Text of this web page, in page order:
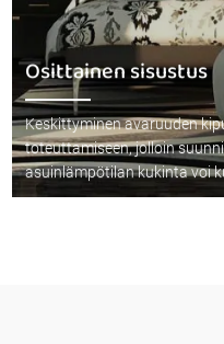
Osittainen sisustus
Keskittyminen avaruuden
toteuttamiseen, jolloin
asuinlämpötilan kukinta voi